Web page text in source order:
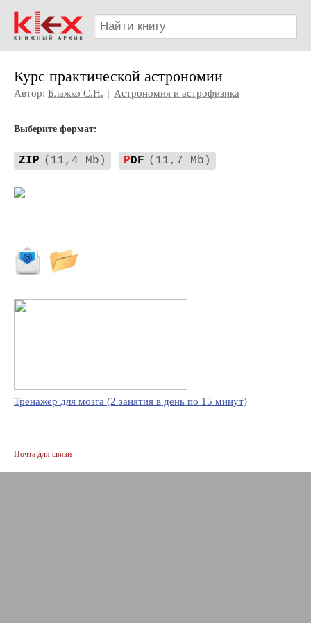
Курс практической астрономии
Автор: Блажко С.H. | Астрономия и астрофизика
Выберите формат:
ZIP (11,4 Mb) PDF (11,7 Mb)
Тренажер для мозга (2 занятия в день по 15 минут)
Почта для связи